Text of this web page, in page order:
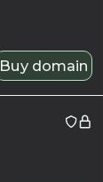
Buy domain